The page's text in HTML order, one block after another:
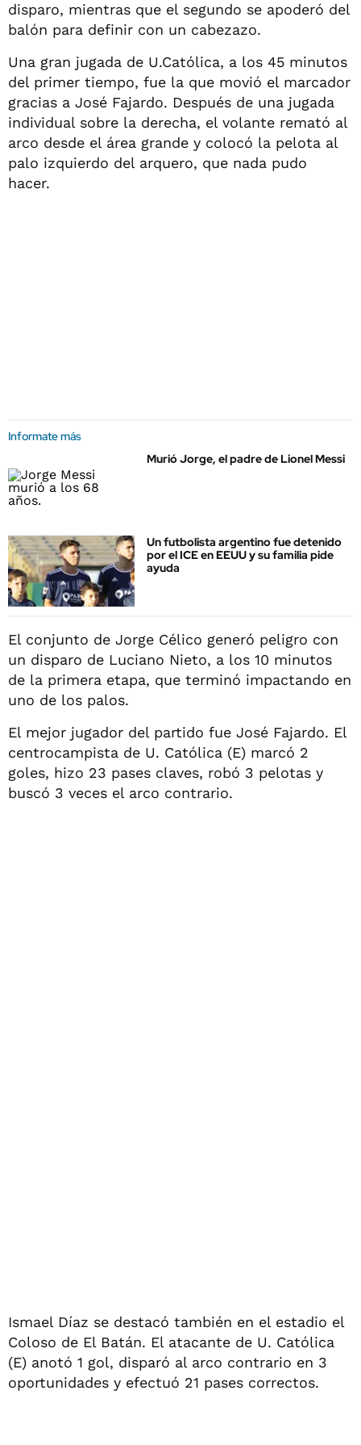
disparo, mientras que el segundo se apoderó del
balón para definir con un cabezazo.
Una gran jugada de U.Católica, a los 45 minutos
del primer tiempo, fue la que movió el marcador
gracias a José Fajardo. Después de una jugada
individual sobre la derecha, el volante remató al
arco desde el área grande y colocó la pelota al
palo izquierdo del arquero, que nada pudo
hacer.
Informate más
Murió Jorge, el padre de Lionel Messi
Un futbolista argentino fue detenido
por el ICE en EEUU y su familia pide
ayuda
El conjunto de Jorge Célico generó peligro con
un disparo de Luciano Nieto, a los 10 minutos
de la primera etapa, que terminó impactando en
uno de los palos.
El mejor jugador del partido fue José Fajardo. El
centrocampista de U. Católica (E) marcó 2
goles, hizo 23 pases claves, robó 3 pelotas y
buscó 3 veces el arco contrario.
Ismael Díaz se destacó también en el estadio el
Coloso de El Batán. El atacante de U. Católica
(E) anotó 1 gol, disparó al arco contrario en 3
oportunidades y efectuó 21 pases correctos.